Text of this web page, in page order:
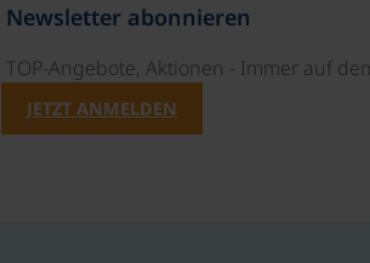
Newsletter abonnieren
TOP-Angebote, Aktionen - Immer auf
JETZT ANMELDEN